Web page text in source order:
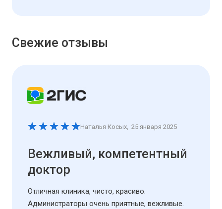
Свежие отзывы
Наталья Косых, 25 января 2025
Вежливый, компетентный
доктор
Отличная клиника, чисто, красиво.
Администраторы очень приятные, вежливые.